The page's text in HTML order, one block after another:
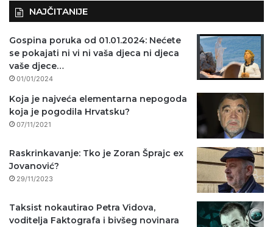
način proizvodnje neprijatelja: Što
povezuje Bleiburg i Srebrenicu?
NAJČITANIJE
Gospina poruka od 01.01.2024: Nećete
se pokajati ni vi ni vaša djeca ni djeca
vaše djece…
01/01/2024
Koja je najveća elementarna nepogoda
koja je pogodila Hrvatsku?
07/11/2021
Raskrinkavanje: Tko je Zoran Šprajc ex
Jovanović?
29/11/2023
Taksist nokautirao Petra Vidova,
voditelja Faktografa i bivšeg novinara